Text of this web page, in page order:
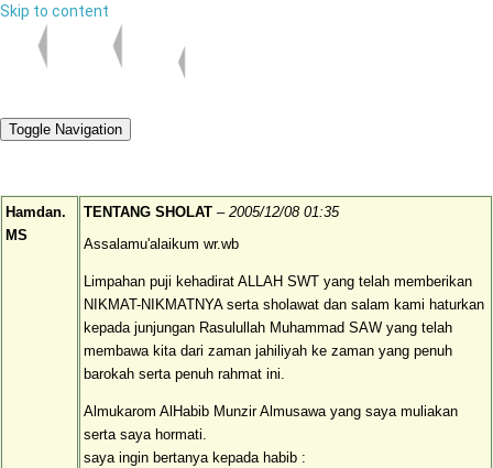
Skip to content
Toggle Navigation
Hamdan.
MS
TENTANG SHOLAT – 2005/12/08 01:35
Assalamu'alaikum wr.wb
Limpahan puji kehadirat ALLAH SWT yang telah memberikan
NIKMAT-NIKMATNYA serta sholawat dan salam kami haturkan
kepada junjungan Rasulullah Muhammad SAW yang telah
membawa kita dari zaman jahiliyah ke zaman yang penuh
barokah serta penuh rahmat ini.
Almukarom AlHabib Munzir Almusawa yang saya muliakan
serta saya hormati.
saya ingin bertanya kepada habib :